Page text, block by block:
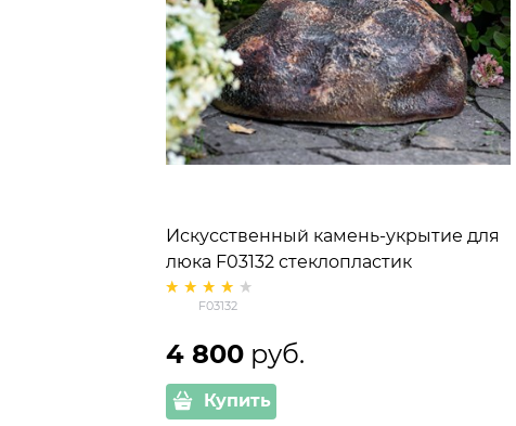
Искусственный камень-укрытие для
люка F03132 стеклопластик
F03132
4 800 руб.
Купить